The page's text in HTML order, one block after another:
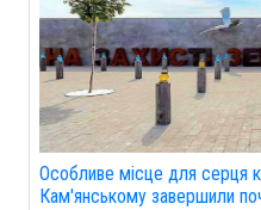
Особливе місце для серця
Кам'янському завершили